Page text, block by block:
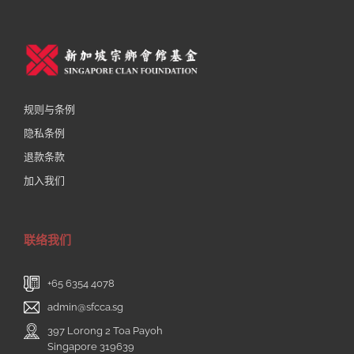
规则与条例
隐私条例
退款条款
加入我们
联络我们
+65 6354 4078
admin@sfcca.sg
397 Lorong 2 Toa Payoh
Singapore 319639